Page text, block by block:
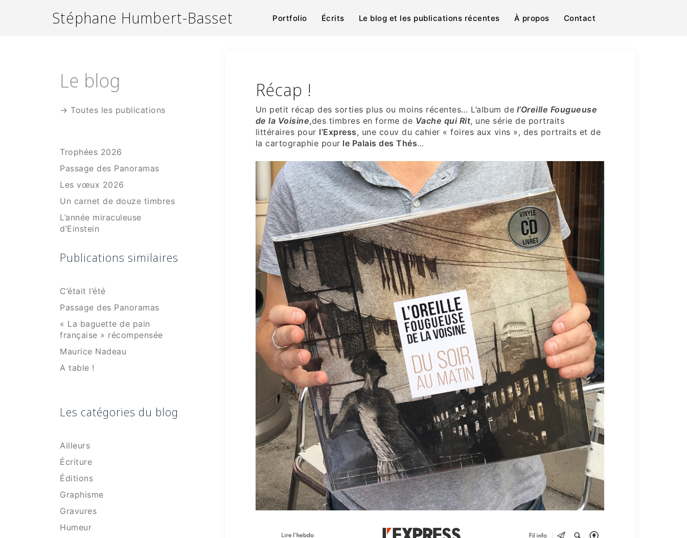
Stéphane Humbert-Basset Portfolio Écrits Le blog et les publications récentes À propos Contact
Récap !
Un petit récap des sorties plus ou moins récentes… L’album de l’Oreille Fougueuse
de la Voisine,des timbres en forme de Vache qui Rit, une série de portraits
littéraires pour l’Express, une couv du cahier « foires aux vins », des portraits et de
la cartographie pour le Palais des Thés…
Le blog
→ Toutes les publications
Trophées 2026
Passage des Panoramas
Les vœux 2026
Un carnet de douze timbres
L’année miraculeuse
d’Einstein
Publications similaires
C’était l’été
Passage des Panoramas
« La baguette de pain
française » récompensée
Maurice Nadeau
A table !
Les catégories du blog
Ailleurs
Écriture
Éditions
Graphisme
Gravures
Humeur